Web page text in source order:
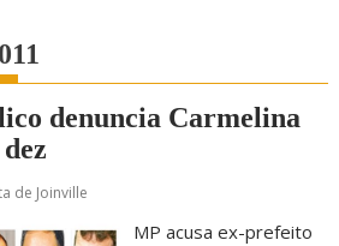
denuncia Carmelina
de Joinville
MP acusa ex-prefeito